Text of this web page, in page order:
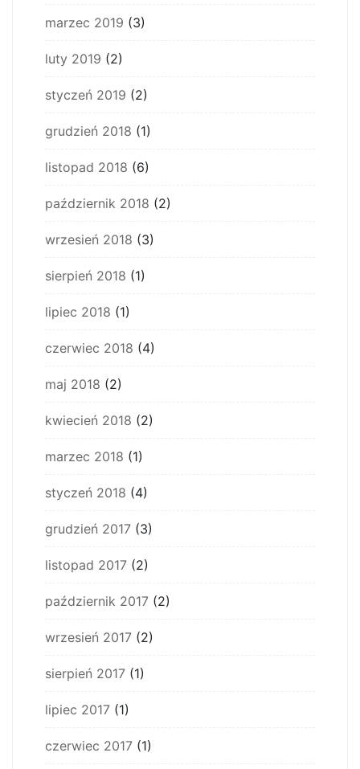
marzec 2019 (3)
luty 2019 (2)
styczeń 2019 (2)
grudzień 2018 (1)
listopad 2018 (6)
październik 2018 (2)
wrzesień 2018 (3)
sierpień 2018 (1)
lipiec 2018 (1)
czerwiec 2018 (4)
maj 2018 (2)
kwiecień 2018 (2)
marzec 2018 (1)
styczeń 2018 (4)
grudzień 2017 (3)
listopad 2017 (2)
październik 2017 (2)
wrzesień 2017 (2)
sierpień 2017 (1)
lipiec 2017 (1)
czerwiec 2017 (1)